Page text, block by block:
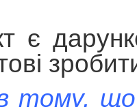
є
тому,